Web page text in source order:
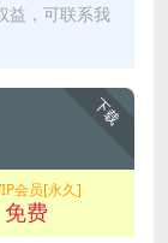
益，可联系我
下载
会员[永久]
免费